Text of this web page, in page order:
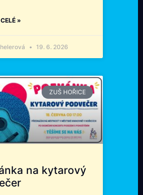
»
19. 6. 2026
ZUŠ HOŘICE
na kytarový